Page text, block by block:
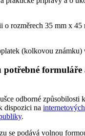
o rozměrech 35 mm x 45
(kolkovou známku)
potřebné formuláře
odborné způsobilosti
dispozici na
.
se podává volnou